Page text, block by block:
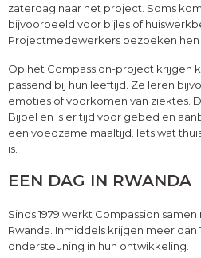
zaterdag naar het project. Soms
bijvoorbeeld voor bijles of
Projectmedewerkers bezoeken hen
Op het Compassion-project krijgen
passend bij hun leeftijd. Ze leren
emoties of voorkomen van ziektes.
Bijbel en is er tijd voor gebed en
een voedzame maaltijd. Iets wat
is.
EEN DAG IN RWANDA
Sinds 1979 werkt Compassion
Rwanda. Inmiddels krijgen meer dan
ondersteuning in hun ontwikkeling.